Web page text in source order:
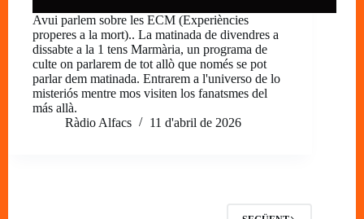
Avui parlem sobre les ECM (Experiències
properes a la mort).. La matinada de divendres a
dissabte a la 1 tens Marmària, un programa de
culte on parlarem de tot allò que només se pot
parlar dem matinada. Entrarem a l'universo de lo
misteriós mentre mos visiten los fanatsmes del
más allà.
Ràdio Alfacs
11 d'abril de 2026